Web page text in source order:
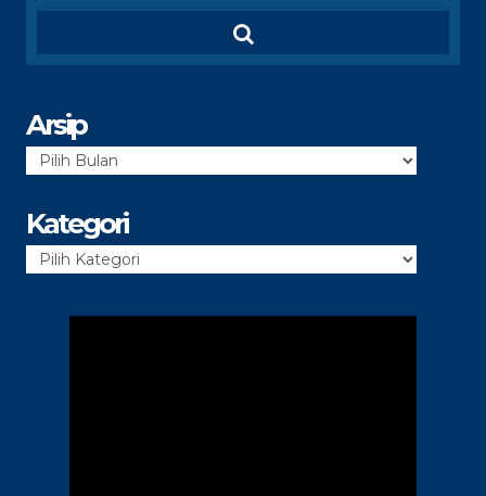
Arsip
Arsip
Kategori
Kategori